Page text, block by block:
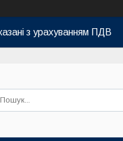
з урахуванням ПДВ